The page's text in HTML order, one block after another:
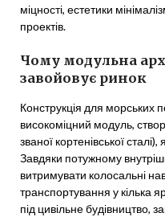
міцності, естетики
проектів.
Чому модульна
завойовує ринок
Конструкція для морських
високоміцний модуль,
званої кортенівської
Завдяки потужному
витримувати колосальні
транспортування у кілька
під цивільне будівництво,